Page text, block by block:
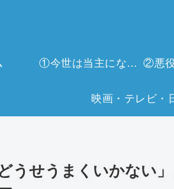
①今世は当主になります
うせうまくいかない